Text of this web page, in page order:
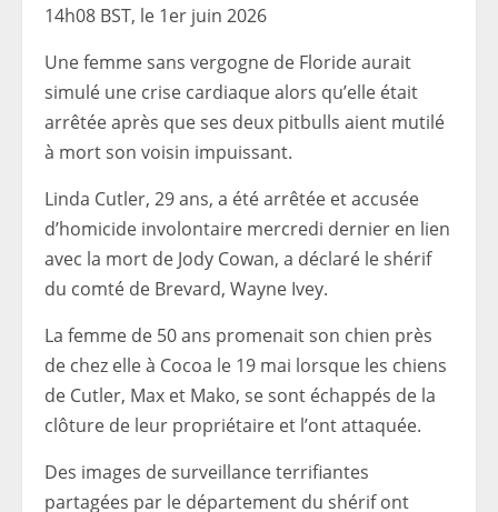
14h08 BST, le 1er juin 2026
Une femme sans vergogne de Floride aurait
simulé une crise cardiaque alors qu’elle était
arrêtée après que ses deux pitbulls aient mutilé
à mort son voisin impuissant.
Linda Cutler, 29 ans, a été arrêtée et accusée
d’homicide involontaire mercredi dernier en lien
avec la mort de Jody Cowan, a déclaré le shérif
du comté de Brevard, Wayne Ivey.
La femme de 50 ans promenait son chien près
de chez elle à Cocoa le 19 mai lorsque les chiens
de Cutler, Max et Mako, se sont échappés de la
clôture de leur propriétaire et l’ont attaquée.
Des images de surveillance terrifiantes
partagées par le département du shérif ont